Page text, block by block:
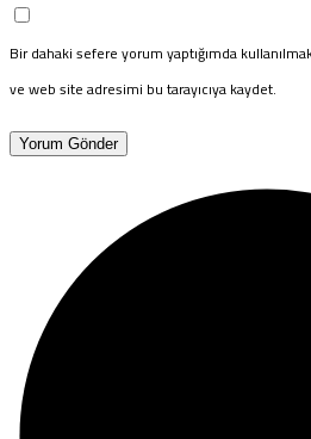
Bir dahaki sefere yorum yaptığımda
ve web site adresimi bu tarayıcıya kaydet.
Yorum Gönder